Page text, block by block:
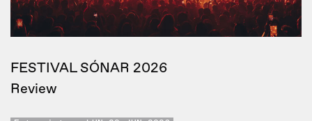
FESTIVAL SÓNAR 2026
Review